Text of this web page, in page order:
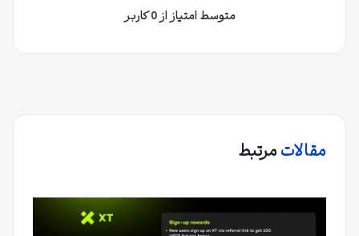
متوسط امتیاز از 0 کاربر
مقالاتمرتبط